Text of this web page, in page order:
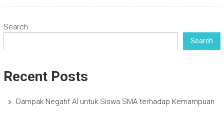
Search
Search
Recent Posts
Dampak Negatif AI untuk Siswa SMA terhadap Kemampuan